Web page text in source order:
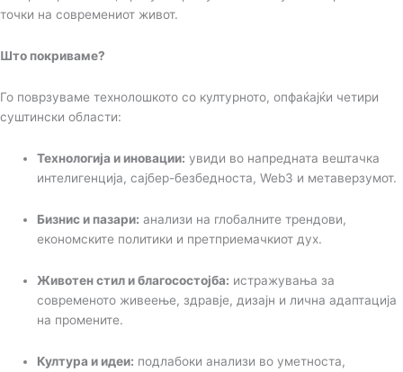
точки на современиот живот.
Што покриваме?
Го поврзуваме технолошкото со културното, опфаќајќи четири
суштински области:
Технологија и иновации: увиди во напредната вештачка
интелигенција, сајбер-безбедноста, Web3 и метаверзумот.
Бизнис и пазари: анализи на глобалните трендови,
економските политики и претприемачкиот дух.
Животен стил и благосостојба: истражувања за
современото живеење, здравје, дизајн и лична адаптација
на промените.
Култура и идеи: подлабоки анализи во уметноста,